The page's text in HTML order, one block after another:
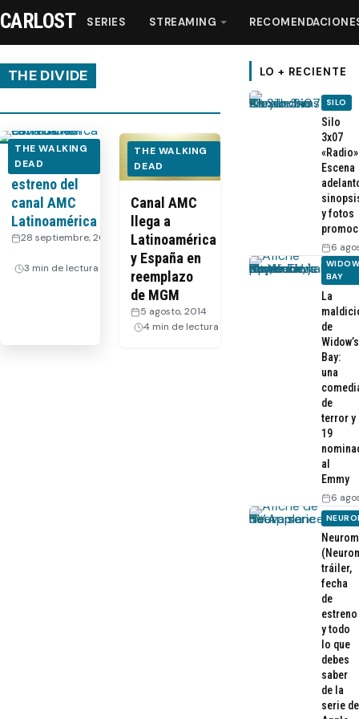
Streaming
Recomendaciones
CARLOST SERIES STREAMING
THE DIVIDE
THE WALKING
DEAD
Promo del
estreno del
canal AMC
Latinoamérica
28 septiembre, 2014
3 min de lectura
THE WALKING
DEAD
Canal AMC
llega a
Latinoamérica
y España en
reemplazo
de MGM
5 agosto, 2014
4 min de lectura
LO + RECIENTE
SILO
Silo
3x07
Escena
y fotos
6
BAY
La
de
Widow’s
Bay:
una
de
terror y
19
al
Emmy
6
tráiler,
fecha
de
estreno
y todo
lo que
debes
saber
de la
serie de